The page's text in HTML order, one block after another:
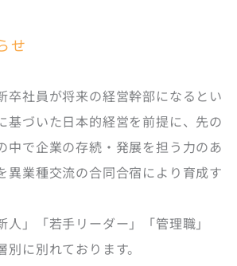
せ
卒社員が将来の経営幹部になるとい
基づいた日本的経営を前提に、先の
中で企業の存続・発展を担う力のあ
異業種交流の合同合宿により育成す
人」「若手リーダー」「管理職」
別に別れております。